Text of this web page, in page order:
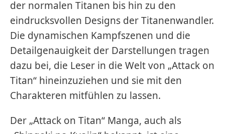
der normalen Titanen bis hin zu den
eindrucksvollen Designs der Titanenwandler.
Die dynamischen Kampfszenen und die
Detailgenauigkeit der Darstellungen tragen
dazu bei, die Leser in die Welt von „Attack on
Titan“ hineinzuziehen und sie mit den
Charakteren mitfühlen zu lassen.
Der „Attack on Titan“ Manga, auch als